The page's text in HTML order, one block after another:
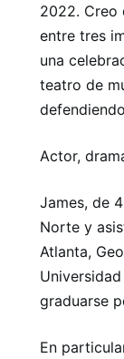
2022. Creo
entre tres
una
teatro de
Actor,
James, de
Norte y
Atlanta,
graduarse
En